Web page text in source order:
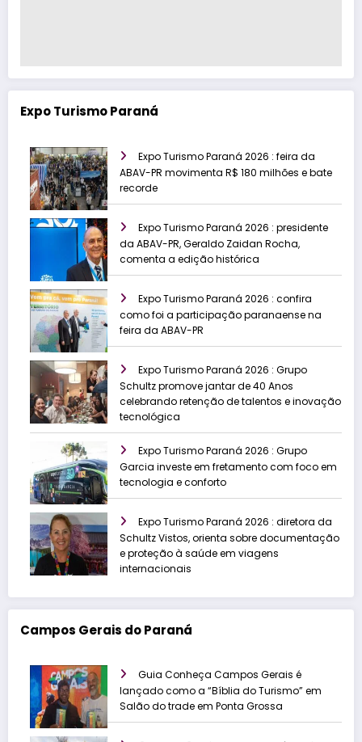
Expo Turismo Paraná
Expo Turismo Paraná 2026 : feira da
ABAV-PR movimenta R$ 180 milhões e bate
recorde
Expo Turismo Paraná 2026 : presidente
da ABAV-PR, Geraldo Zaidan Rocha,
comenta a edição histórica
Expo Turismo Paraná 2026 : confira
como foi a participação paranaense na
feira da ABAV-PR
Expo Turismo Paraná 2026 : Grupo
Schultz promove jantar de 40 Anos
celebrando retenção de talentos e inovação
tecnológica
Expo Turismo Paraná 2026 : Grupo
Garcia investe em fretamento com foco em
tecnologia e conforto
Expo Turismo Paraná 2026 : diretora da
Schultz Vistos, orienta sobre documentação
e proteção à saúde em viagens
internacionais
Campos Gerais do Paraná
Guia Conheça Campos Gerais é
lançado como a “Bíblia do Turismo” em
Salão do trade em Ponta Grossa